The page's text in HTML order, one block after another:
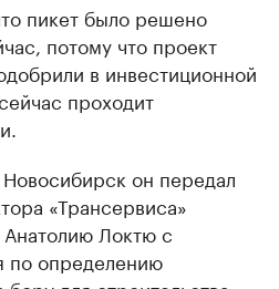
пикет было решено
потому что проект
в инвестиционной
проходит
он передал
«Трансервиса»
Локтю с
по определению